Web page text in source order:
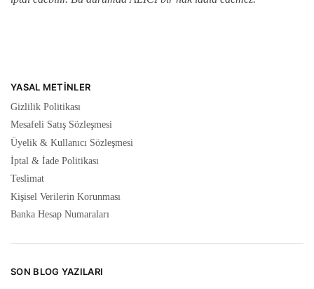
YASAL METINLER
Gizlilik Politikası
Mesafeli Satış Sözleşmesi
Üyelik & Kullanıcı Sözleşmesi
İptal & İade Politikası
Teslimat
Kişisel Verilerin Korunması
Banka Hesap Numaraları
SON BLOG YAZILARI